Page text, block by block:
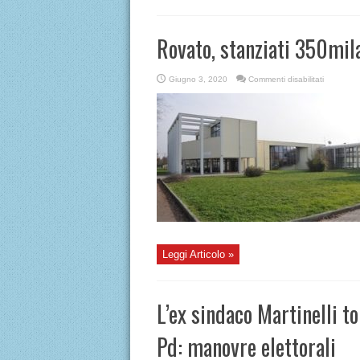
Rovato, stanziati
Giugno 3, 2020 Commenti disabilitatisu
Lorenzo
Gigli
Leggi Articolo »
L’ex sindaco Martinelli
Pd: manovre elettorali